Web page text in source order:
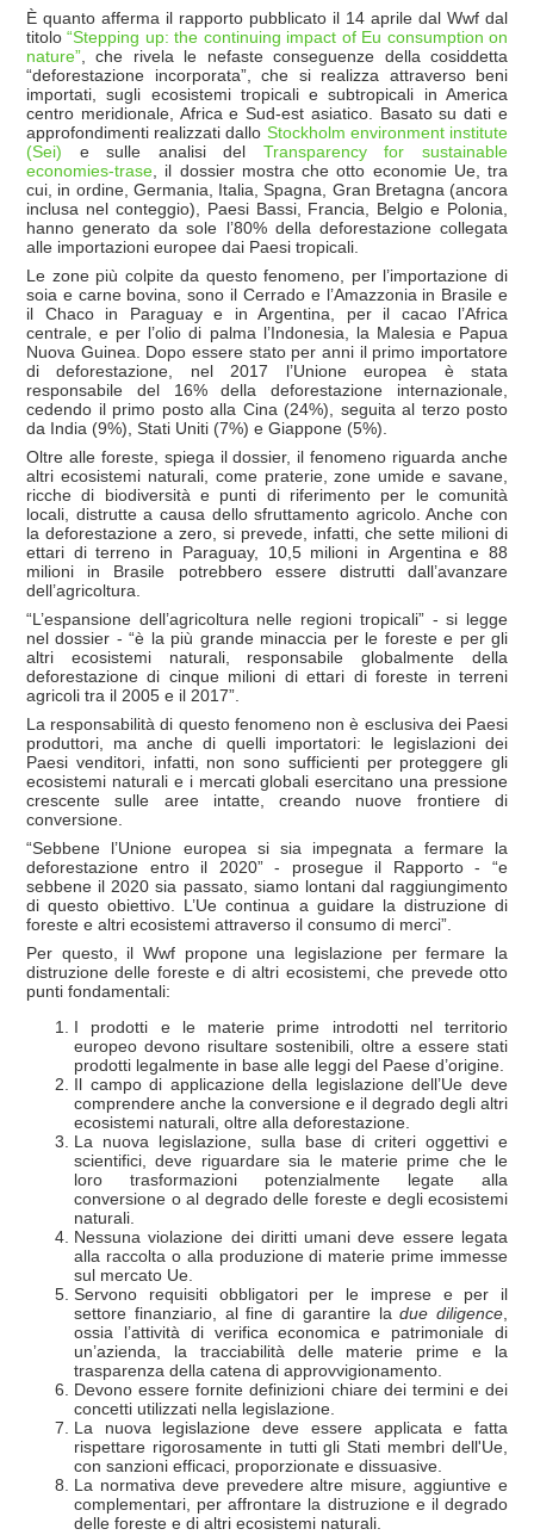
È quanto afferma il rapporto pubblicato il 14 aprile dal Wwf dal
titolo“Stepping up: the continuing impact of Eu consumption on
nature” , che rivela le nefaste conseguenze della cosiddetta
“deforestazione incorporata”, che si realizza attraverso beni
importati, sugli ecosistemi tropicali e subtropicali in America
centro meridionale, Africa e Sud-est asiatico. Basato su dati e
approfondimenti realizzati dallo Stockholm environment institute
(Sei) e sulle analisi del Transparency for sustainable
economies-trase , il dossier mostra che otto economie Ue, tra
cui, in ordine, Germania, Italia, Spagna, Gran Bretagna (ancora
inclusa nel conteggio), Paesi Bassi, Francia, Belgio e Polonia,
hanno generato da sole l’80% della deforestazione collegata
alle importazioni europee dai Paesi tropicali.
Le zone più colpite da questo fenomeno, per l’importazione di
soia e carne bovina, sono il Cerrado e l’Amazzonia in Brasile e
il Chaco in Paraguay e in Argentina, per il cacao l’Africa
centrale, e per l’olio di palma l’Indonesia, la Malesia e Papua
Nuova Guinea. Dopo essere stato per anni il primo importatore
di deforestazione, nel 2017 l’Unione europea è stata
responsabile del 16% della deforestazione internazionale,
cedendo il primo posto alla Cina (24%), seguita al terzo posto
da India (9%), Stati Uniti (7%) e Giappone (5%).
Oltre alle foreste, spiega il dossier, il fenomeno riguarda anche
altri ecosistemi naturali, come praterie, zone umide e savane,
ricche di biodiversità e punti di riferimento per le comunità
locali, distrutte a causa dello sfruttamento agricolo. Anche con
la deforestazione a zero, si prevede, infatti, che sette milioni di
ettari di terreno in Paraguay, 10,5 milioni in Argentina e 88
milioni in Brasile potrebbero essere distrutti dall’avanzare
dell’agricoltura.
“L’espansione dell’agricoltura nelle regioni tropicali” - si legge
nel dossier - “è la più grande minaccia per le foreste e per gli
altri ecosistemi naturali, responsabile globalmente della
deforestazione di cinque milioni di ettari di foreste in terreni
agricoli tra il 2005 e il 2017”.
La responsabilità di questo fenomeno non è esclusiva dei Paesi
produttori, ma anche di quelli importatori: le legislazioni dei
Paesi venditori, infatti, non sono sufficienti per proteggere gli
ecosistemi naturali e i mercati globali esercitano una pressione
crescente sulle aree intatte, creando nuove frontiere di
conversione.
“Sebbene l’Unione europea si sia impegnata a fermare la
deforestazione entro il 2020” - prosegue il Rapporto - “e
sebbene il 2020 sia passato, siamo lontani dal raggiungimento
di questo obiettivo. L’Ue continua a guidare la distruzione di
foreste e altri ecosistemi attraverso il consumo di merci”.
Per questo, il Wwf propone una legislazione per fermare la
distruzione delle foreste e di altri ecosistemi, che prevede otto
punti fondamentali:
I prodotti e le materie prime introdotti nel territorio
europeo devono risultare sostenibili, oltre a essere stati
prodotti legalmente in base alle leggi del Paese d’origine.
Il campo di applicazione della legislazione dell’Ue deve
comprendere anche la conversione e il degrado degli altri
ecosistemi naturali, oltre alla deforestazione.
La nuova legislazione, sulla base di criteri oggettivi e
scientifici, deve riguardare sia le materie prime che le
loro trasformazioni potenzialmente legate alla
conversione o al degrado delle foreste e degli ecosistemi
naturali.
Nessuna violazione dei diritti umani deve essere legata
alla raccolta o alla produzione di materie prime immesse
sul mercato Ue.
Servono requisiti obbligatori per le imprese e per il
settore finanziario, al fine di garantire ladue diligence,
ossia l’attività di verifica economica e patrimoniale di
un’azienda, la tracciabilità delle materie prime e la
trasparenza della catena di approvvigionamento.
Devono essere fornite definizioni chiare dei termini e dei
concetti utilizzati nella legislazione.
La nuova legislazione deve essere applicata e fatta
rispettare rigorosamente in tutti gli Stati membri dell'Ue,
con sanzioni efficaci, proporzionate e dissuasive.
La normativa deve prevedere altre misure, aggiuntive e
complementari, per affrontare la distruzione e il degrado
delle foreste e di altri ecosistemi naturali.